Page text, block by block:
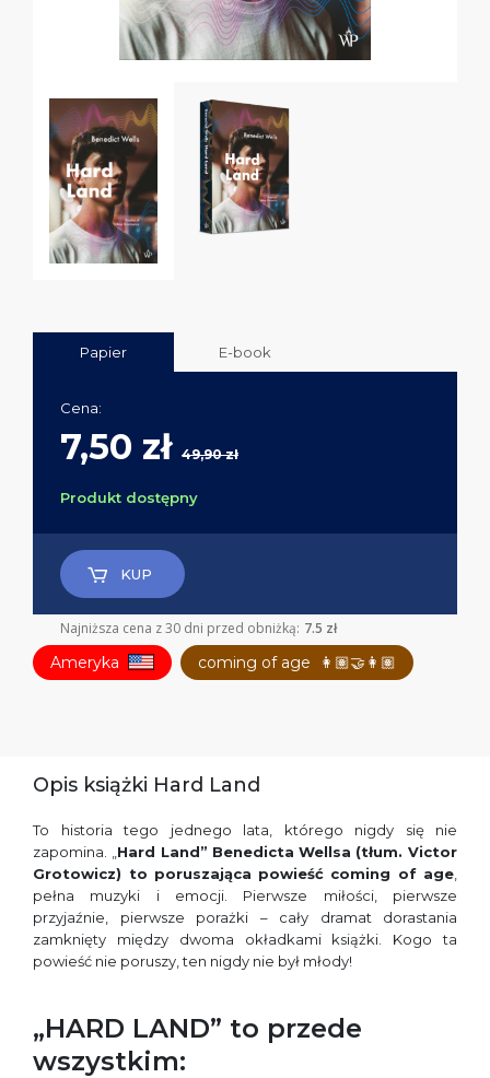
Papier E-book
Cena:
7,50 zł 49,90 zł
Produkt dostępny
KUP
Najniższa cena z 30 dni przed obniżką: 7.5 zł
Ameryka coming of age 👩🏽‍🤝‍👩🏽
Opis książki Hard Land
To historia tego jednego lata, którego nigdy się nie
zapomina. „ Hard Land” Benedicta Wellsa (tłum.Victor
Grotowicz) to poruszająca powieść coming of age
pełna muzyki i emocji. Pierwsze miłości, pierwsze
przyjaźnie, pierwsze porażki – cały dramat dorastania
zamknięty między dwoma okładkami książki. Kogo ta
powieść nie poruszy, ten nigdy nie był młody!
„HARD LAND” to przede
wszystkim: